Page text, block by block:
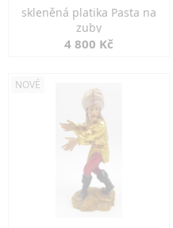
skleněná platika Pasta na
zuby
4 800 Kč
NOVÉ